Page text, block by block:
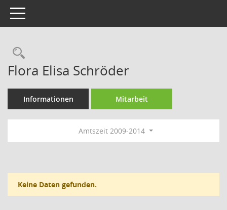
Toggle navigation
Rechercheauswahl
Flora Elisa Schröder
Informationen Mitarbeit
Amtszeit 2009-2014
Keine Daten gefunden.